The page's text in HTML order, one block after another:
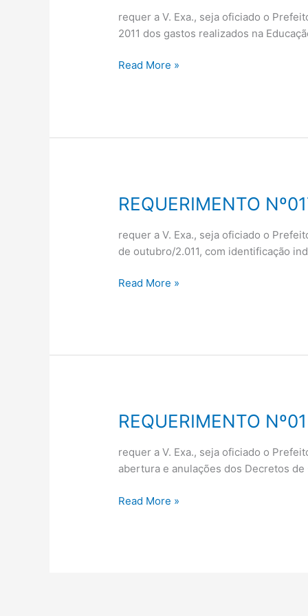
requer a V. Exa., seja oficiado o
2011 dos gastos realizados na
Read More »
REQUERIMENTO
requer a V. Exa., seja oficiado o
de outubro/2.011, com identificação
REQUERIMENTO
Read More »
REQUERIMENTO
requer a V. Exa., seja oficiado o
abertura e anulações dos Decretos
REQUERIMENTO
Read More »